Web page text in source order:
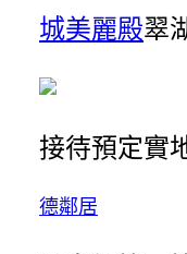
城美麗殿翠
接待預定實
德鄰居